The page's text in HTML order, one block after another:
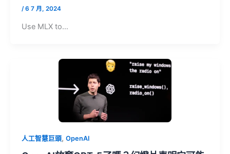
/6 7 月, 2024
Use MLX to…
人工智慧巨頭, OpenAI